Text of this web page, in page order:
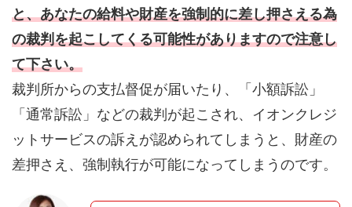
と、あなたの給料や財産を強制的に差し押さえる為
の裁判を起こしてくる可能性がありますので注意し
て下さい。
裁判所からの支払督促が届いたり、「小額訴訟」
「通常訴訟」などの裁判が起こされ、イオンクレジ
ットサービスの訴えが認められてしまうと、財産の
差押さえ、強制執行が可能になってしまうのです。